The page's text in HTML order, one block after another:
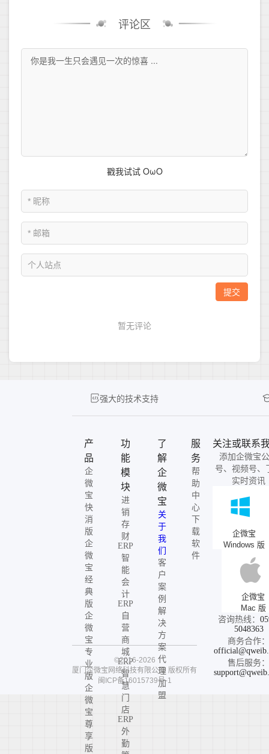
评论区
强大的技术支持
产
品
企
微
宝
快
消
版
企
微
宝
经
典
版
企
微
宝
专
业
版
企
微
宝
尊
享
版
功
能
模
块
进
销
存
财
ERP
智
能
会
计
ERP
自
营
商
城
ERP
智
慧
门
店
ERP
外
勤
了
解
企
微
宝
关
于
我
们
客
户
案
例
解
决
方
案
代
理
加
盟
服
务
帮
助
中
心
下
载
软
件
关注或联系
添加企微宝
号、视频号、
实时资讯
企微宝
Windows 版
企微宝
Mac 版
咨询热线：
5048363
商务合作：
售后服务：
©2016-2026
厦门企微宝网络科技有限公司 版权所有
闽ICP备16015739号-1